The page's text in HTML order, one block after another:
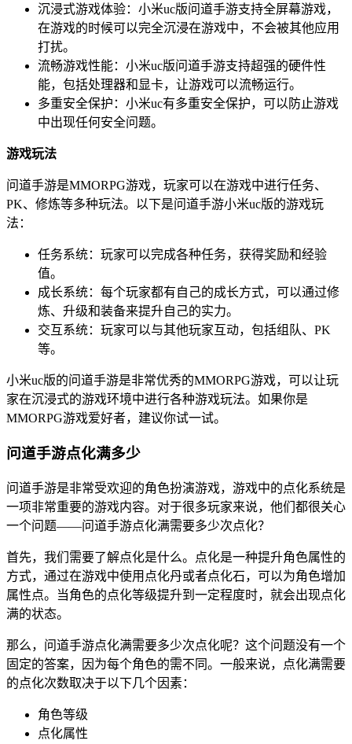
沉浸式游戏体验：小米uc版问道手游支持全屏幕游戏，
在游戏的时候可以完全沉浸在游戏中，不会被其他应用
打扰。
流畅游戏性能：小米uc版问道手游支持超强的硬件性
能，包括处理器和显卡，让游戏可以流畅运行。
多重安全保护：小米uc有多重安全保护，可以防止游戏
中出现任何安全问题。
游戏玩法
问道手游是MMORPG游戏，玩家可以在游戏中进行任务、
PK、修炼等多种玩法。以下是问道手游小米uc版的游戏玩
法：
任务系统：玩家可以完成各种任务，获得奖励和经验
值。
成长系统：每个玩家都有自己的成长方式，可以通过修
炼、升级和装备来提升自己的实力。
交互系统：玩家可以与其他玩家互动，包括组队、PK
等。
小米uc版的问道手游是非常优秀的MMORPG游戏，可以让玩
家在沉浸式的游戏环境中进行各种游戏玩法。如果你是
MMORPG游戏爱好者，建议你试一试。
问道手游点化满多少
问道手游是非常受欢迎的角色扮演游戏，游戏中的点化系统是
一项非常重要的游戏内容。对于很多玩家来说，他们都很关心
一个问题——问道手游点化满需要多少次点化？
首先，我们需要了解点化是什么。点化是一种提升角色属性的
方式，通过在游戏中使用点化丹或者点化石，可以为角色增加
属性点。当角色的点化等级提升到一定程度时，就会出现点化
满的状态。
那么，问道手游点化满需要多少次点化呢？这个问题没有一个
固定的答案，因为每个角色的需不同。一般来说，点化满需要
的点化次数取决于以下几个因素：
角色等级
点化属性